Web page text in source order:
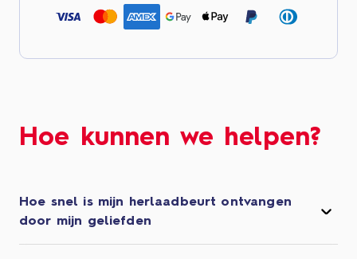
Hoe kunnen we helpen?
Hoe snel is mijn herlaadbeurt ontvangen
door mijn geliefden